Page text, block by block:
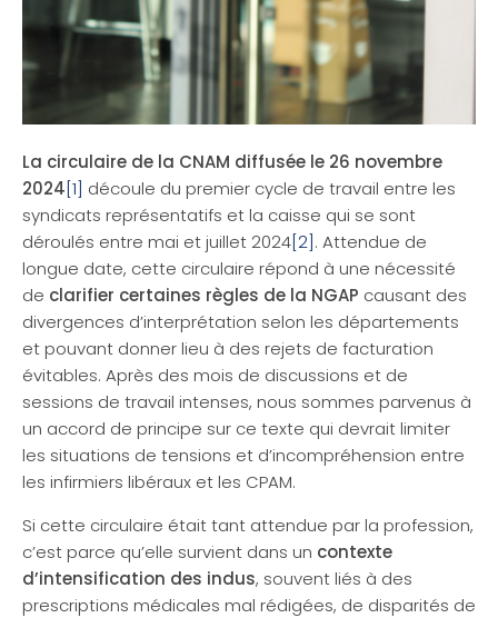
La circulaire de la CNAM diffusée le 26 novembre
2024[1] découle du premier cycle de travail entre les
syndicats représentatifs et la caisse qui se sont
déroulés entre mai et juillet 2024[2]. Attendue de
longue date, cette circulaire répond à une nécessité
de clarifier certaines règles de la NGAP causant des
divergences d’interprétation selon les départements
et pouvant donner lieu à des rejets de facturation
évitables. Après des mois de discussions et de
sessions de travail intenses, nous sommes parvenus à
un accord de principe sur ce texte qui devrait limiter
les situations de tensions et d’incompréhension entre
les infirmiers libéraux et les CPAM.
Si cette circulaire était tant attendue par la profession,
c’est parce qu’elle survient dans un contexte
d’intensification des indus, souvent liés à des
prescriptions médicales mal rédigées, de disparités de